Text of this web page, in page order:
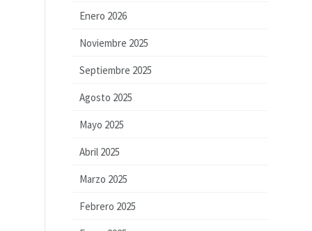
Enero 2026
Noviembre 2025
Septiembre 2025
Agosto 2025
Mayo 2025
Abril 2025
Marzo 2025
Febrero 2025